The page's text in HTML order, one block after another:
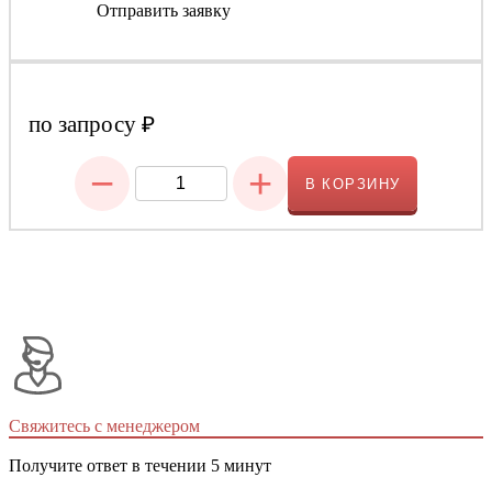
Отправить заявку
по запросу ₽
− + В КОРЗИНУ
Свяжитесь с менеджером
Получите ответ в течении 5 минут